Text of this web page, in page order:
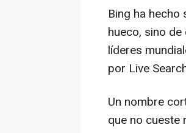
Bing ha hecho
hueco, sino
líderes
por Live
Un nombre
que no cueste